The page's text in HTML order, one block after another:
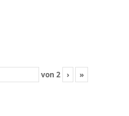
von 2 › »